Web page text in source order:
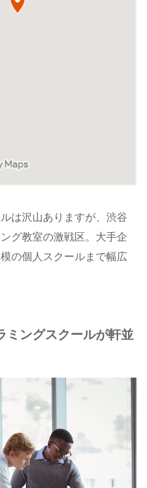
は沢山ありますが、渋谷
グ教室の激戦区。大手企
の個人スクールまで幅広
ミングスクールが軒並